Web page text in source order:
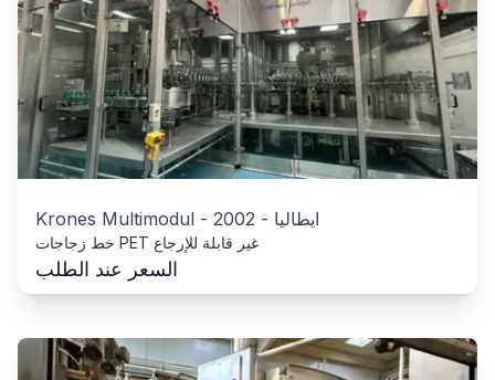
Krones Multimodul - 2002 - ايطاليا
خط زجاجات PET غير قابلة للإرجاع
السعر عند الطلب